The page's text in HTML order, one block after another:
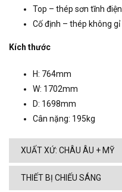
Top – thép sơn tĩnh điện
Cố định – thép không gỉ
Kích thước
H: 764mm
W: 1702mm
D: 1698mm
Cân nặng: 195kg
XUẤT XỨ: CHÂU ÂU + MỸ
THIẾT BỊ CHIẾU SÁNG